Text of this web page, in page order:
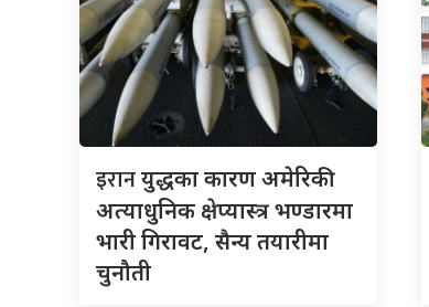
इरानयुद्धका कारण अमेरिकी
अत्याधुनिक क्षेप्यास्त्र भण्डारमा
भारी गिरावट, सैन्य तयारीमा
चुनौती